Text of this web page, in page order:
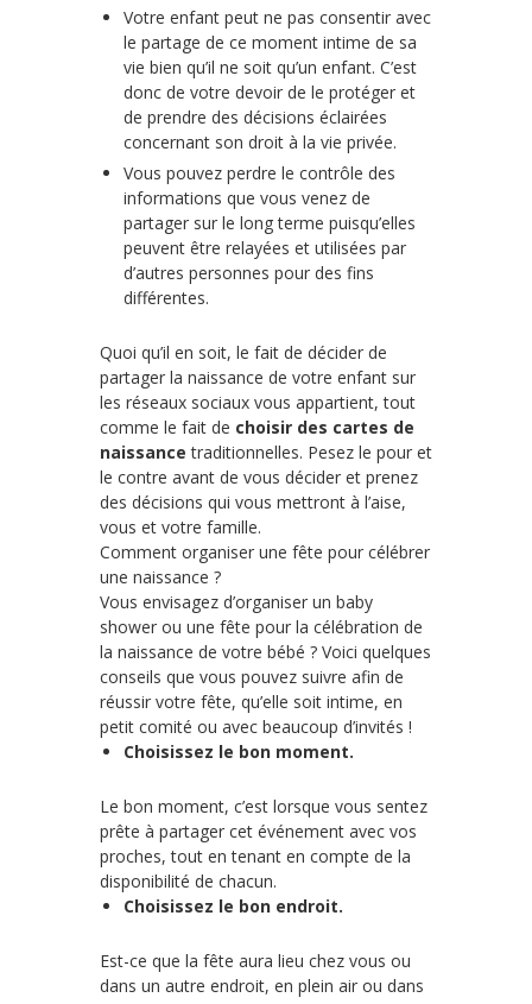
Votre enfant peut ne pas consentir avec
le partage de ce moment intime de sa
vie bien qu’il ne soit qu’un enfant. C’est
donc de votre devoir de le protéger et
de prendre des décisions éclairées
concernant son droit à la vie privée.
Vous pouvez perdre le contrôle des
informations que vous venez de
partager sur le long terme puisqu’elles
peuvent être relayées et utilisées par
d’autres personnes pour des fins
différentes.
Quoi qu’il en soit, le fait de décider de
partager la naissance de votre enfant sur
les réseaux sociaux vous appartient, tout
comme le fait de choisir des cartes de
naissancetraditionnelles. Pesez le pour et
le contre avant de vous décider et prenez
des décisions qui vous mettront à l’aise,
vous et votre famille.
Comment organiser une fête pour célébrer
une naissance ?
Vous envisagez d’organiser un baby
shower ou une fête pour la célébration de
la naissance de votre bébé ? Voici quelques
conseils que vous pouvez suivre afin de
réussir votre fête, qu’elle soit intime, en
petit comité ou avec beaucoup d’invités !
Choisissez le bon moment.
Le bon moment, c’est lorsque vous sentez
prête à partager cet événement avec vos
proches, tout en tenant en compte de la
disponibilité de chacun.
Choisissez le bon endroit.
Est-ce que la fête aura lieu chez vous ou
dans un autre endroit, en plein air ou dans